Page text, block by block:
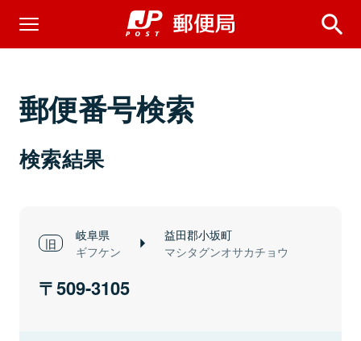
郵便番号検索
検索結果
岐阜県
ギフケン
益田郡小坂町
マシタグンオサカチョウ
509-3105